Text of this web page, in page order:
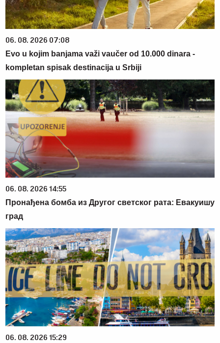
06. 08. 2026 07:08
Evo u kojim banjama važi vaučer od 10.000 dinara -
kompletan spisak destinacija u Srbiji
06. 08. 2026 14:55
Пронађена бомба из Другог светског рата: Евакуишу
град
06. 08. 2026 15:29